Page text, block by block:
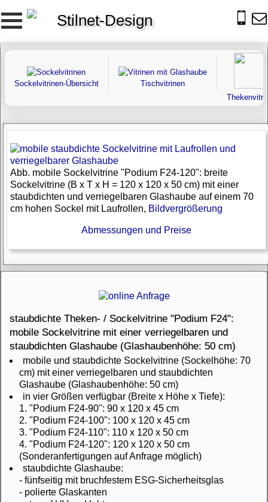
Stilnet-Design
Sockelvitrinen-Übersicht
Tischvitrinen
staubdichte Theken- / Sockelvitrine "Podium F24":
mobile Sockelvitrine mit einer verriegelbaren und
staubdichten Glashaube (Glashaubenhöhe: 50 cm)
mobile und staubdichte Sockelvitrine (Sockelhöhe: 70
cm) mit einer verriegelbaren und staubdichten
Glashaube (Glashaubenhöhe: 50 cm)
in vier Größen verfügbar (Breite x Höhe x Tiefe):
1. "Podium F24-90": 90 x 120 x 45 cm
2. "Podium F24-100": 100 x 120 x 45 cm
3. "Podium F24-110": 110 x 120 x 50 cm
4. "Podium F24-120": 120 x 120 x 50 cm
(Sonderanfertigungen auf Anfrage möglich)
staubdichte Glashaube:
- fünfseitig mit bruchfestem ESG-Sicherheitsglas
- polierte Glaskanten
Abb. mobile Sockelvitrine "Podium F24-120": breite
Sockelvitrine (B x T x H = 120 x 120 x 50 cm) mit einer
staubdichten und verriegelbaren Glashaube auf einem 70
cm hohen Sockel mit Laufrollen, Bildvergrößerung
Abmessungen und Preise